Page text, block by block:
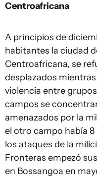
Centroafricana
A principios de
habitantes la ciudad
Centroafricana, se
desplazados
violencia entre
campos se
amenazados por la
el otro campo había
los ataques de la
Fronteras empezó
en Bossangoa en